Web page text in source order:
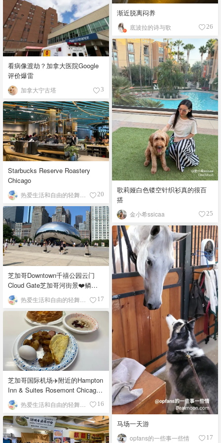
渐近脱离闷养
底波拉的诗与歌 26
看病像渡劫？加拿大医院Google
评价爆雷
加拿大宁古塔 3
歌莉娅白色镂空针织衫真的很百
搭
金小希ssicaa 25
Starbucks Reserve Roastery
Chicago
20
芝加哥Downtown千禧公园云门
Cloud Gate芝加哥河街景❤️鳞次
栉比的高楼
17
马场一天游
opfans的一些事一些情 17
芝加哥国际机场✈️附近的Hampton
Inn & Suites Rosemont Chicago
O'Hare自助早餐
16